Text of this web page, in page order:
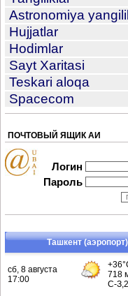
Astronomiya
Hujjatlar
Hodimlar
Sayt Xaritasi
Teskari aloqa
Spacecom
ПОЧТОВЫЙ ЯЩИК АИ
Логин
Пароль
Ташкент (аэропорт)